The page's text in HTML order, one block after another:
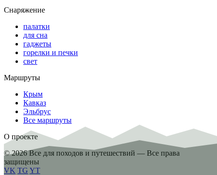
Снаряжение
палатки
для сна
гаджеты
горелки и печки
свет
Маршруты
Крым
Кавказ
Эльбрус
Все маршруты
О проекте
© 2026 Все для походов и путешествий — Все права
защищены
VK TG YT